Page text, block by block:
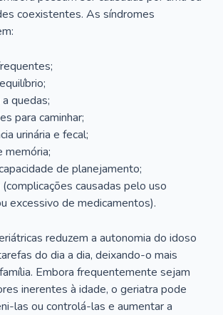
coexistentes. As síndromes
quedas;
para caminhar;
urinária e fecal;
memória;
de planejamento;
causadas pelo uso
excessivo de medicamentos).
reduzem a autonomia do idoso
do dia a dia, deixando-o mais
Embora frequentemente sejam
inerentes à idade, o geriatra pode
las ou controlá-las e aumentar a